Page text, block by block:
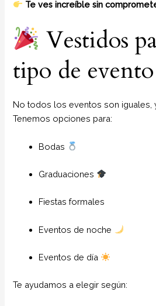
Te ves increíble sin
Vestidos
tipo de evento
No todos los eventos son iguales,
Tenemos opciones para:
Bodas
Graduaciones
Fiestas formales
Eventos de noche
Eventos de día
Te ayudamos a elegir según: